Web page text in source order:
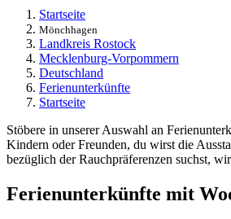
Startseite
Mönchhagen
Landkreis Rostock
Mecklenburg-Vorpommern
Deutschland
Ferienunterkünfte
Startseite
Stöbere in unserer Auswahl an
Kindern oder Freunden, du wirst die
bezüglich der Rauchpräferenzen suchst,
Ferienunterkünfte mit